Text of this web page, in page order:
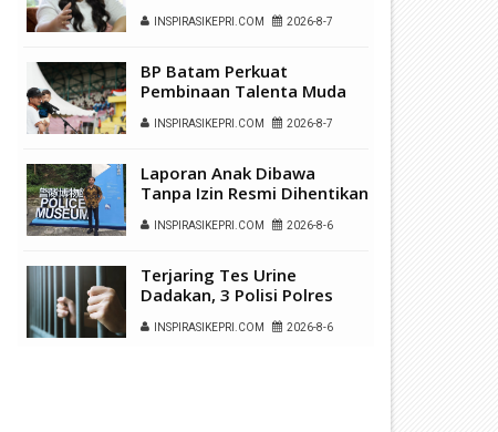
Polsek Batu Aji Kecolongan, Zeus
88 Diduga Kuat Suguhkan Praktik
Judi Berkedok Permainan Anak
Penyelewengan BBM Subsidi
SPBU Temiang Diduga Kuat
Libatkan Oknum Petugas, Isu
Mencuat
Pelayanan dan
INSPIRASIKEPRI.COM 2026-8-7
BP Batam Perkuat
Pembinaan Talenta Muda
International Grassroot
INSPIRASIKEPRI.COM 2026-8-7
Laporan Anak Dibawa
Tanpa Izin Resmi Dihentikan
Sengketa Hak Asuh
INSPIRASIKEPRI.COM 2026-8-6
Terjaring Tes Urine
Dadakan, 3 Polisi Polres
SabuINSPIRASIKEPRI.COM 2026-8-6